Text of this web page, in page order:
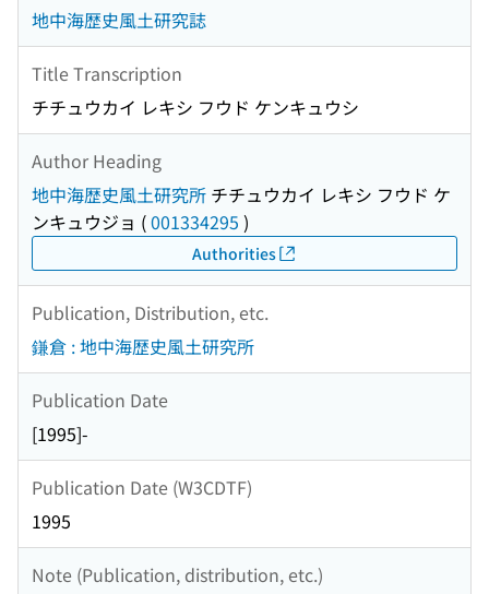
地中海歴史風土研究誌
Title Transcription
チチュウカイ レキシ フウド ケンキュウシ
Author Heading
地中海歴史風土研究所 チチュウカイ レキシ フウド ケ
ンキュウジョ (001334295 )
Authorities
Publication, Distribution, etc.
鎌倉 : 地中海歴史風土研究所
Publication Date
[1995]-
Publication Date (W3CDTF)
1995
Note (Publication, distribution, etc.)